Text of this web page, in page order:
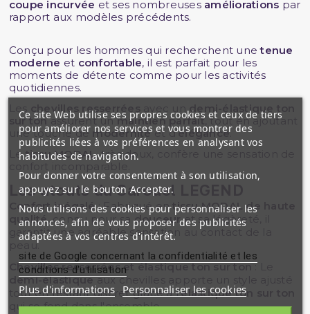
coupe incurvée et ses nombreuses améliorations par
rapport aux modèles précédents.
Conçu pour les hommes qui recherchent unetenue
moderne et confortable, il est parfait pour les
moments de détente comme pour les activités
quotidiennes.
Les
chevilles resserrées avec un demi-élastique ton
sur tonassurent unmaintien parfait, tout en ajoutant
une touche de modernitéet d'élégance.
Letissu MODAL, très doux, confère une sensation de
confort incomparable.
Lesatouts du Sarouel
Confort inégalé: Fabriqué en tissu MODAL de haute
qualité, connu pour sadouceuret sa légèreté, il
garantit une agréable sensation au contact de la
peau.
Chevilles resserrées et élastique ton sur ton: Le
demi-élastiqueaux chevilles apporte un style ajusté
tout en restant discret grâce à l'élastique ton sur ton
qui se fond dans l'ensemble.
Ce site Web utilise ses propres cookies et ceux de tiers
pour améliorer nos services et vous montrer des
publicités liées à vos préférences en analysant vos
habitudes de navigation.
Pour donner votre consentement à son utilisation,
appuyez sur le bouton Accepter.
Nous utilisons des cookies pour personnaliser les
annonces, afin de vous proposer des publicités
adaptées à vos centres d'intérêt.
site de Google concernant la confidentialité et les
conditions d'utilisation
Plus d'informations Personnaliser les cookies